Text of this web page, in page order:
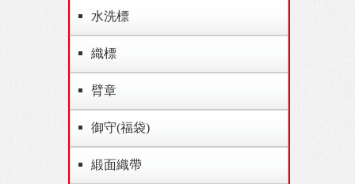
水洗標
織標
臂章
御守(福袋)
緞面織帶